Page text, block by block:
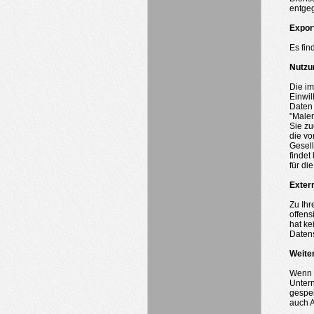
Es
Die
Sie
die
findet
für
Zu
hat
Wenn
auch